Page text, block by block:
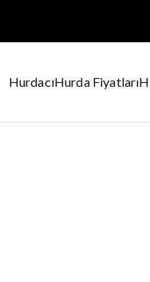
HurdacıHurda Fiyatları